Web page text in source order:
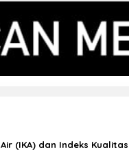
(IKA) dan Indeks